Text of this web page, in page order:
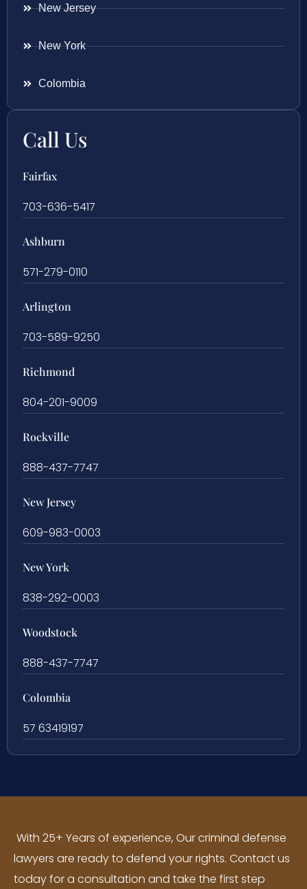
New Jersey
New York
Colombia
Call Us
Fairfax
703-636-5417
Ashburn
571-279-0110
Arlington
703-589-9250
Richmond
804-201-9009
Rockville
888-437-7747
New Jersey
609-983-0003
New York
838-292-0003
Woodstock
888-437-7747
Colombia
57 63419197
With 25+ Years of experience, Our criminal defense
lawyers are ready to defend your rights. Contact us
today for a consultation and take the first step